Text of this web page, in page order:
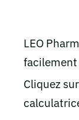
LEO
facilement
Cliquez